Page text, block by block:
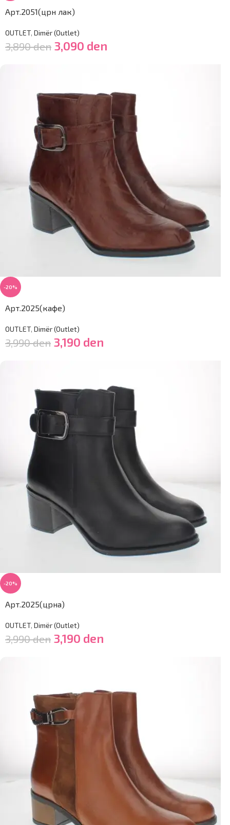
Арт.2051(црн лак)
OUTLET, Dimër (Outlet)
3,890den 3,090 den
-20%
Арт.2025(кафе)
OUTLET, Dimër (Outlet)
3,990den 3,190 den
-20%
Арт.2025(црна)
OUTLET, Dimër (Outlet)
3,990den 3,190 den